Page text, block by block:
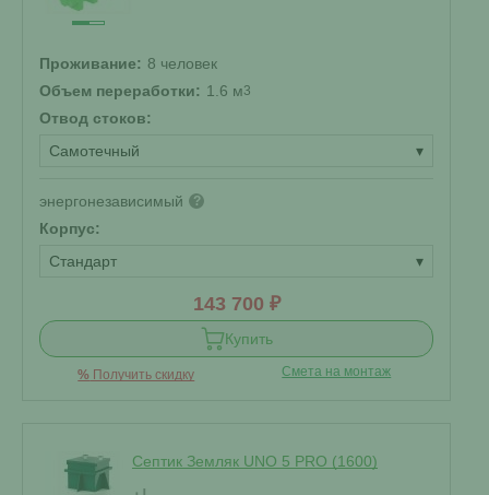
Проживание: 8 человек
Объем переработки: 1.6 м3
Отвод стоков:
Самотечный
▾
энергонезависимый ?
Корпус:
Стандарт
▾
143 700 ₽
Купить
% Получить скидку Смета на монтаж
Септик Земляк UNO 5 PRO (1600)